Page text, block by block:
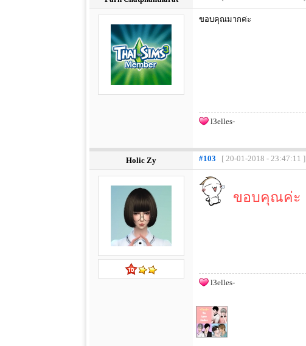
ขอบคุณมากค่ะ
l3elles-
Holic Zy #103 [ 20-01-2018 - 23:47:11 ]
ขอบคุณค่ะ
l3elles-